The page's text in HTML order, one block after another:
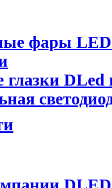
фары
глазки DLed